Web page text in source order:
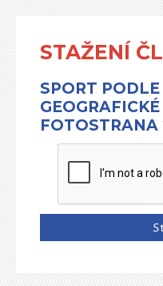
STAŽENÍ
SPORT
FOTOSTRANA